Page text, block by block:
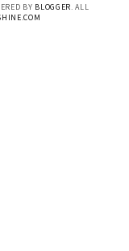
BY BLOGGER. ALL